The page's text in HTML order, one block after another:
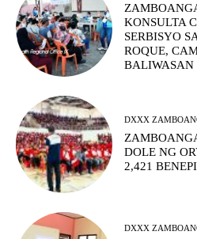
KONSULTA
SERBISYO
ROQUE,
BALIWASAN
DXXX
DOLE NG
2,421
DXXX